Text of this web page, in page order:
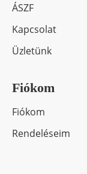
ÁSZF
Kapcsolat
Üzletünk
Fiókom
Fiókom
Rendeléseim